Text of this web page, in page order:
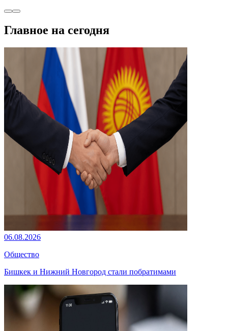
Главное на сегодня
06.08.2026
Общество
Бишкек и Нижний Новгород стали побратимами